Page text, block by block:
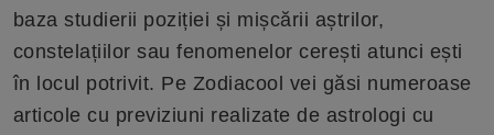
baza studierii poziției și mișcării aștrilor,
constelațiilor sau fenomenelor cerești atunci ești
în locul potrivit. Pe Zodiacool vei găsi numeroase
articole cu previziuni realizate de astrologi cu